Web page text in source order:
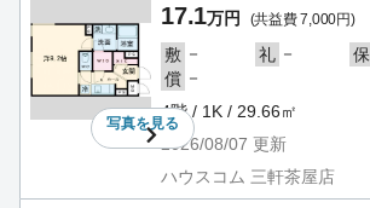
写真を見る
17.1万円 (共益費 7,000円)
敷 － 礼 － 保
償 －
4階 / 1K / 29.66㎡
2026/08/07 更新
ハウスコム 三軒茶屋店